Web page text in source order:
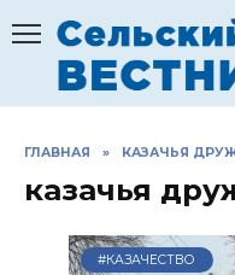
содержанию
ГЛАВНАЯ » КАЗАЧЬЯ
казачья
#КАЗАЧЕСТВО